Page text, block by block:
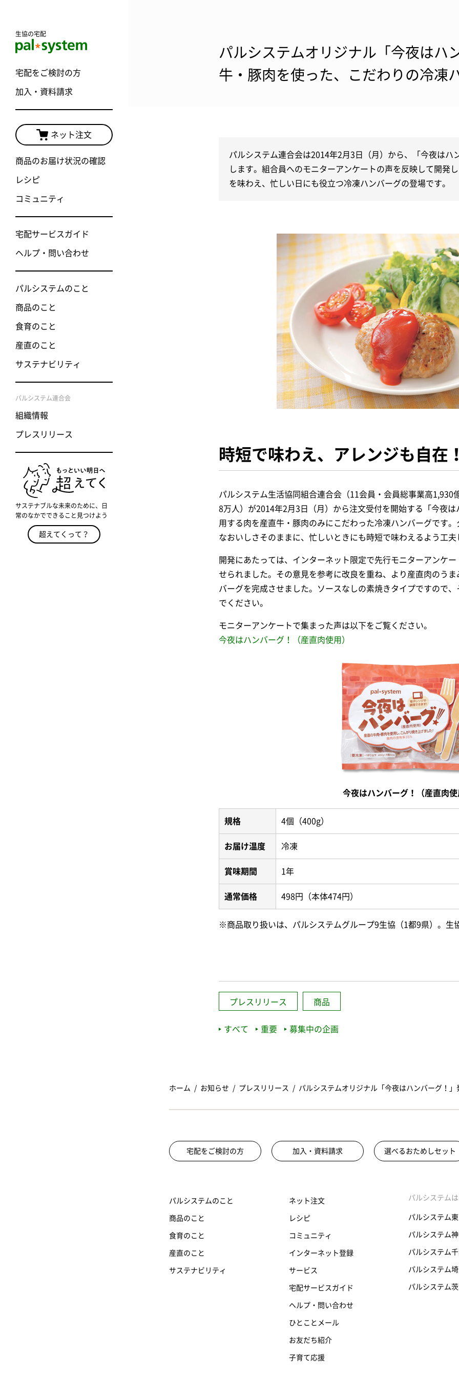
生協の宅配
宅配をご検討の方
加入・資料請求
ネット注文
商品のお届け状況の確認
レシピ
コミュニティ
宅配サービスガイド
ヘルプ・問い合わせ
パルシステムのこと
商品のこと
食育のこと
産直のこと
サステナビリティ
パルシステム連合会
組織情報
プレスリリース
サステナブルな未来のために、日
常のなかでできること見つけよう
超えてくって？
パルシステムオリジナル「今夜はハ
牛・豚肉を使った、こだわりの冷凍
パルシステム連合会は2014年2月3日（月）から、「今夜はハ
します。組合員へのモニターアンケートの声を反映して開発
を味わえ、忙しい日にも役立つ冷凍ハンバーグの登場です。
時短で味わえ、アレンジも自在
パルシステム生活協同組合連合会（11会員・会員総事業高1,930
8万人）が2014年2月3日（月）から注文受付を開始する「今夜
用する肉を産直牛・豚肉のみにこだわった冷凍ハンバーグです
なおいしさそのままに、忙しいときにも時短で味わえるよう工夫
開発にあたっては、インターネット限定で先行モニターアンケ
せられました。その意見を参考に改良を重ね、より産直肉のう
バーグを完成させました。ソースなしの素焼きタイプですので
でください。
モニターアンケートで集まった声は以下をご覧ください。
今夜はハンバーグ！（産直肉使用）
今夜はハンバーグ！（産直肉使
規格 4個（400g）
お届け温度 冷凍
賞味期間 1年
通常価格 498円（本体474円）
※商品取り扱いは、パルシステムグループ9生協（1都9県）。生
プレスリリース 商品
すべて 重要 募集中の企画
ホーム お知らせ プレスリリース パルシステムオリジナル「今夜はハンバーグ！
宅配をご検討の方 加入・資料請求 選べるおためしセット
パルシステムのこと
商品のこと
食育のこと
産直のこと
サステナビリティ
ネット注文
レシピ
コミュニティ
インターネット登録
サービス
宅配サービスガイド
ヘルプ・問い合わせ
ひとことメール
お友だち紹介
子育て応援
パルシステム
パルシステム
パルシステム
パルシステム
パルシステム
パルシステム